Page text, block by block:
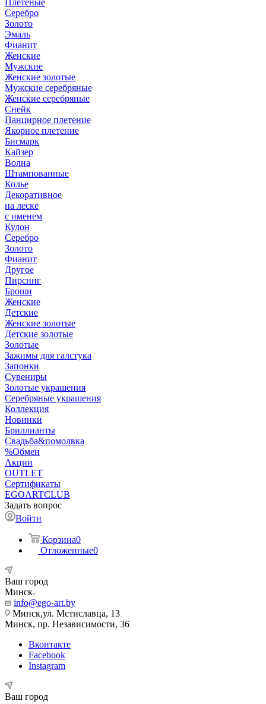
Плетеные
Серебро
Золото
Эмаль
Фианит
Женские
Мужские
Женские золотые
Мужские серебряные
Женские серебряные
Снейк
Панцирное плетение
Якорное плетение
Бисмарк
Кайзер
Волна
Штампованные
Колье
Декоративное
на леске
с именем
Кулон
Серебро
Золото
Фианит
Другое
Пирсинг
Броши
Женские
Детские
Женские золотые
Детские золотые
Золотые
Зажимы для галстука
Запонки
Сувениры
Золотые украшения
Серебряные украшения
Коллекция
Новинки
Бриллианты
Свадьба&помолвка
%Обмен
Акции
OUTLET
Сертификаты
EGOARTCLUB
Задать вопрос
Войти
Корзина0
Отложенные0
Ваш город
Минск
info@ego-art.by
Минск,ул. Мстиславца, 13
Минск, пр. Независимости, 36
Вконтакте
Facebook
Instagram
Ваш город